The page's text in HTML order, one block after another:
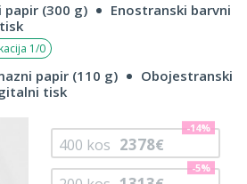
papir (300 g)
Enostranski barvni
1/0
papir (110 g)
Obojestranski
tisk
-5%
400 kos 2378€
-14%